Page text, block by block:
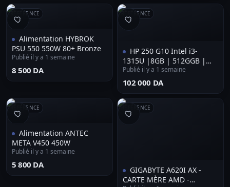
LAN 2.5GBE - BLACK
RÉFÉRENCE
Alimentation HYBROK
PSU 550 550W 80+ Bronze
Publié il y a 1 semaine
⁦8 500 DA⁩
RÉFÉRENCE
HP 250 G10 Intel i3-
1315U |8GB | 512GGB |
15.6 |Clavier Lumineux
Publié il y a 1 semaine
⁦102 000 DA⁩
RÉFÉRENCE
Alimentation ANTEC
META V450 450W
Publié il y a 1 semaine
⁦5 800 DA⁩
RÉFÉRENCE
GIGABYTE A620I AX -
CARTE MÈRE AMD -